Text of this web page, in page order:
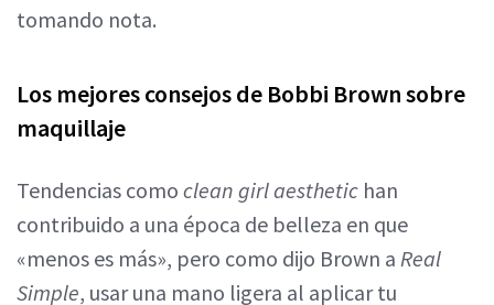
tomando nota.
Los mejores consejos de Bobbi Brown sobre
maquillaje
Tendencias como clean girl aesthetic han
contribuido a una época de belleza en que
«menos es más», pero como dijo Brown a Real
Simple, usar una mano ligera al aplicar tu